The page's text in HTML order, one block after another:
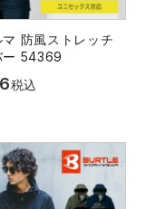
マ 防風ストレッチ
ー 54369
税込